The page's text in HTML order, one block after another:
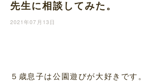
先生に相談してみた。
2021年07月13日
５歳息子は公園遊びが大好きです。